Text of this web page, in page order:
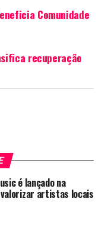
Comunidade
recuperação
é lançado na
artistas locais